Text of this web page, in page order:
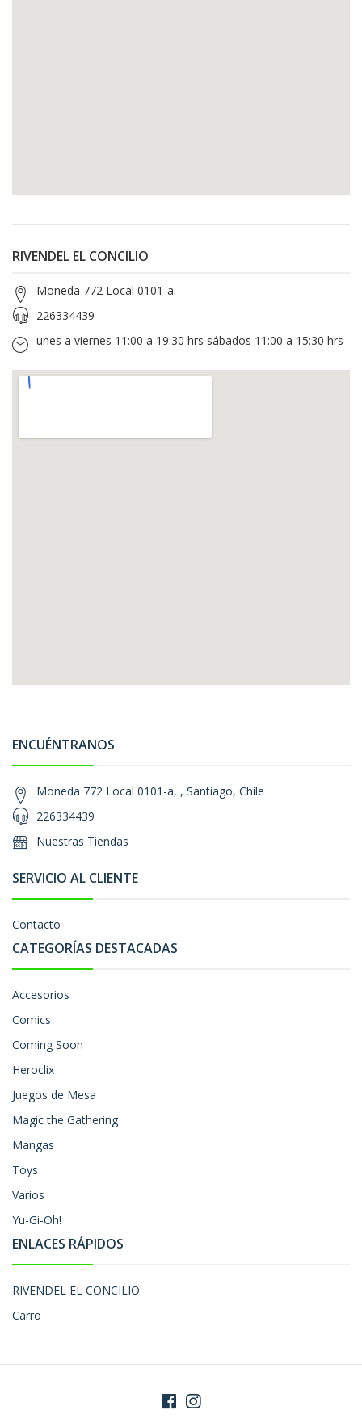
RIVENDEL EL CONCILIO
Moneda 772 Local 0101-a
226334439
unes a viernes 11:00 a 19:30 hrs sábados 11:00 a 15:30 hrs
ENCUÉNTRANOS
Moneda 772 Local 0101-a, , Santiago, Chile
226334439
Nuestras Tiendas
SERVICIO AL CLIENTE
Contacto
CATEGORÍAS DESTACADAS
Accesorios
Comics
Coming Soon
Heroclix
Juegos de Mesa
Magic the Gathering
Mangas
Toys
Varios
Yu-Gi-Oh!
ENLACES RÁPIDOS
RIVENDEL EL CONCILIO
Carro